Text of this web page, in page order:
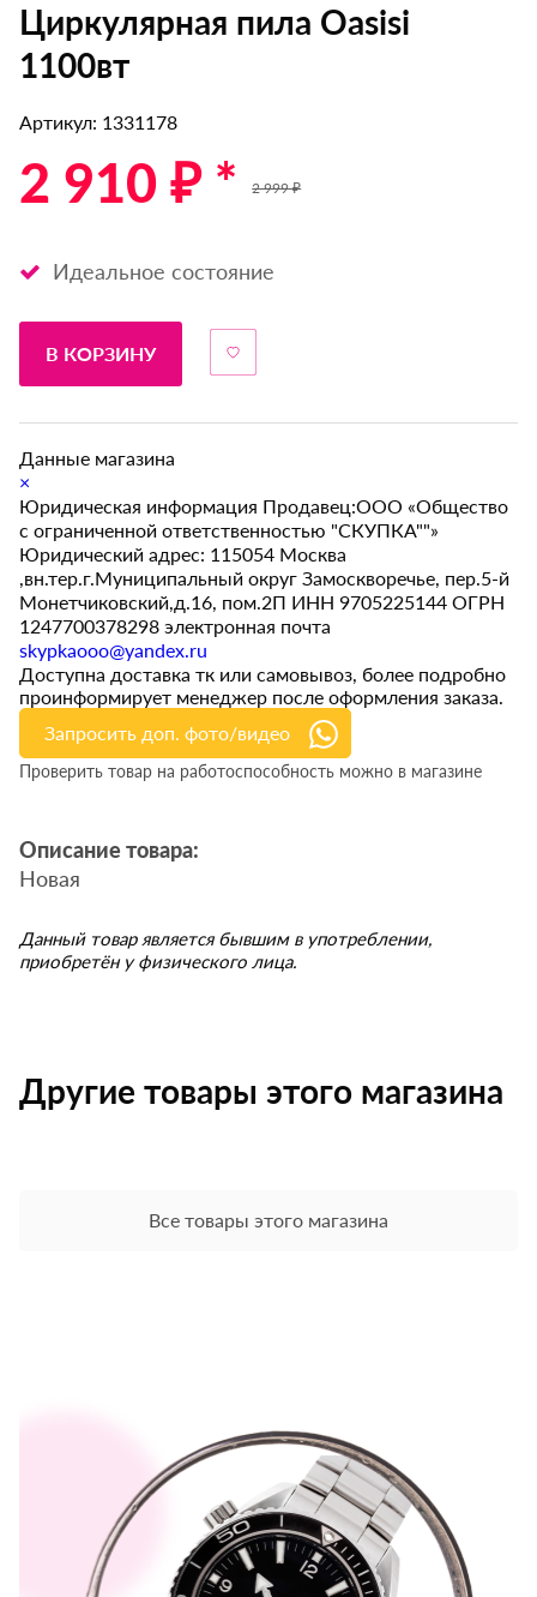
Циркулярная пила Oasisi
1100вт
Артикул: 1331178
2 910 ₽ * 2 999 ₽
Идеальное состояние
В КОРЗИНУ
Данные магазина
×
Юридическая информация Продавец:ООО «Общество
с ограниченной ответственностью "СКУПКА""»
Юридический адрес: 115054 Москва
,вн.тер.г.Муниципальный округ Замоскворечье, пер.5-й
Монетчиковский,д.16, пом.2П ИНН 9705225144 ОГРН
1247700378298 электронная почта
skypkaooo@yandex.ru
Доступна доставка тк или самовывоз, более подробно
проинформирует менеджер после оформления заказа.
Запросить доп. фото/видео
Проверить товар на работоспособность можно в магазине
Описание товара:
Новая
Данный товар является бывшим в употреблении,
приобретён у физического лица.
Другие товары этого магазина
Все товары этого магазина